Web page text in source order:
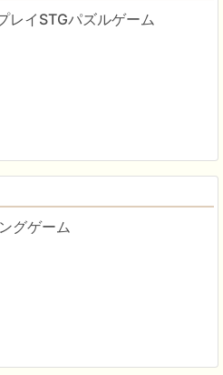
レイSTGパズルゲーム
グゲーム